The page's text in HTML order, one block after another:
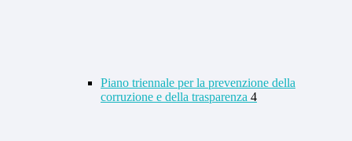
Piano triennale per la prevenzione della
corruzione e della trasparenza 4